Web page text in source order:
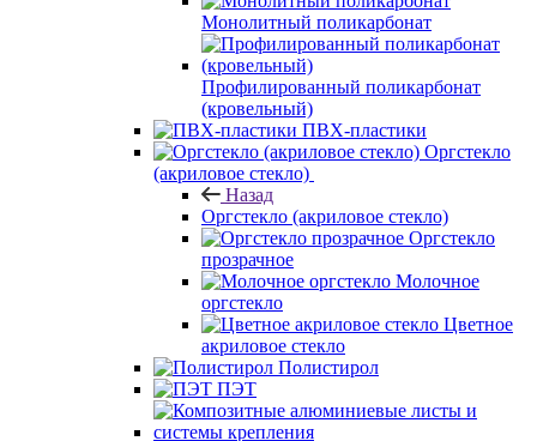
Монолитный поликарбонат
Профилированный поликарбонат
(кровельный)
ПВХ-пластики
Оргстекло
(акриловое стекло)
Назад
Оргстекло (акриловое стекло)
Оргстекло
прозрачное
Молочное
оргстекло
Цветное
акриловое стекло
Полистирол
ПЭТ